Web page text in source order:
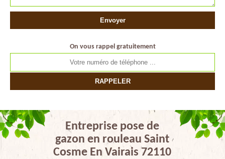
On vous rappel gratuitement
Entreprise pose de
gazon en rouleau Saint
Cosme En Vairais 72110